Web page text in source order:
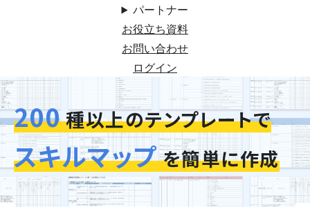
パートナー
お役立ち資料
お問い合わせ
ログイン
200
スキルマップ
今お使いの評価シートを
そのまま再現